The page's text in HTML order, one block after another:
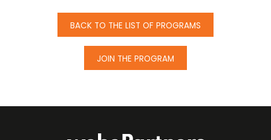
BACK TO THE LIST OF PROGRAMS
JOIN THE PROGRAM